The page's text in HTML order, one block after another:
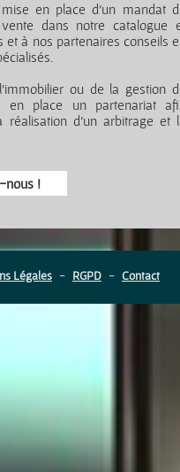
en place d’un mandat
dans notre catalogue
et à nos partenaires conseils
ou de la gestion
en place un partenariat
réalisation d’un arbitrage et
nous !
Légales - RGPD - Contact